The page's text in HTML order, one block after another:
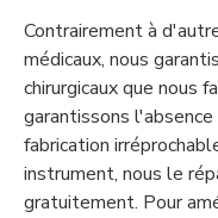
Contrairement à
médicaux, nous
chirurgicaux que nous
garantissons
fabrication
instrument, nous le
gratuitement. Pour